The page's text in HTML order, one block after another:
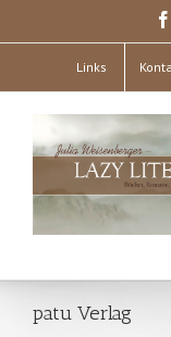
Links
patu Verlag